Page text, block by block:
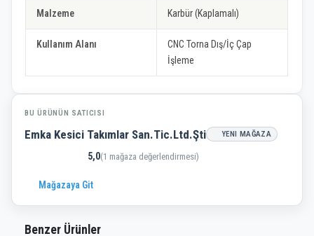
Malzeme Karbür (Kaplamalı)
Kullanım Alanı
CNC Torna Dış/İç Çap
İşleme
BU ÜRÜNÜN SATICISI
Emka Kesici Takımlar San.Tic.Ltd.Şti YENI MAĞAZA
5,0(1 mağaza değerlendirmesi)
Mağazaya Git
Benzer Ürünler